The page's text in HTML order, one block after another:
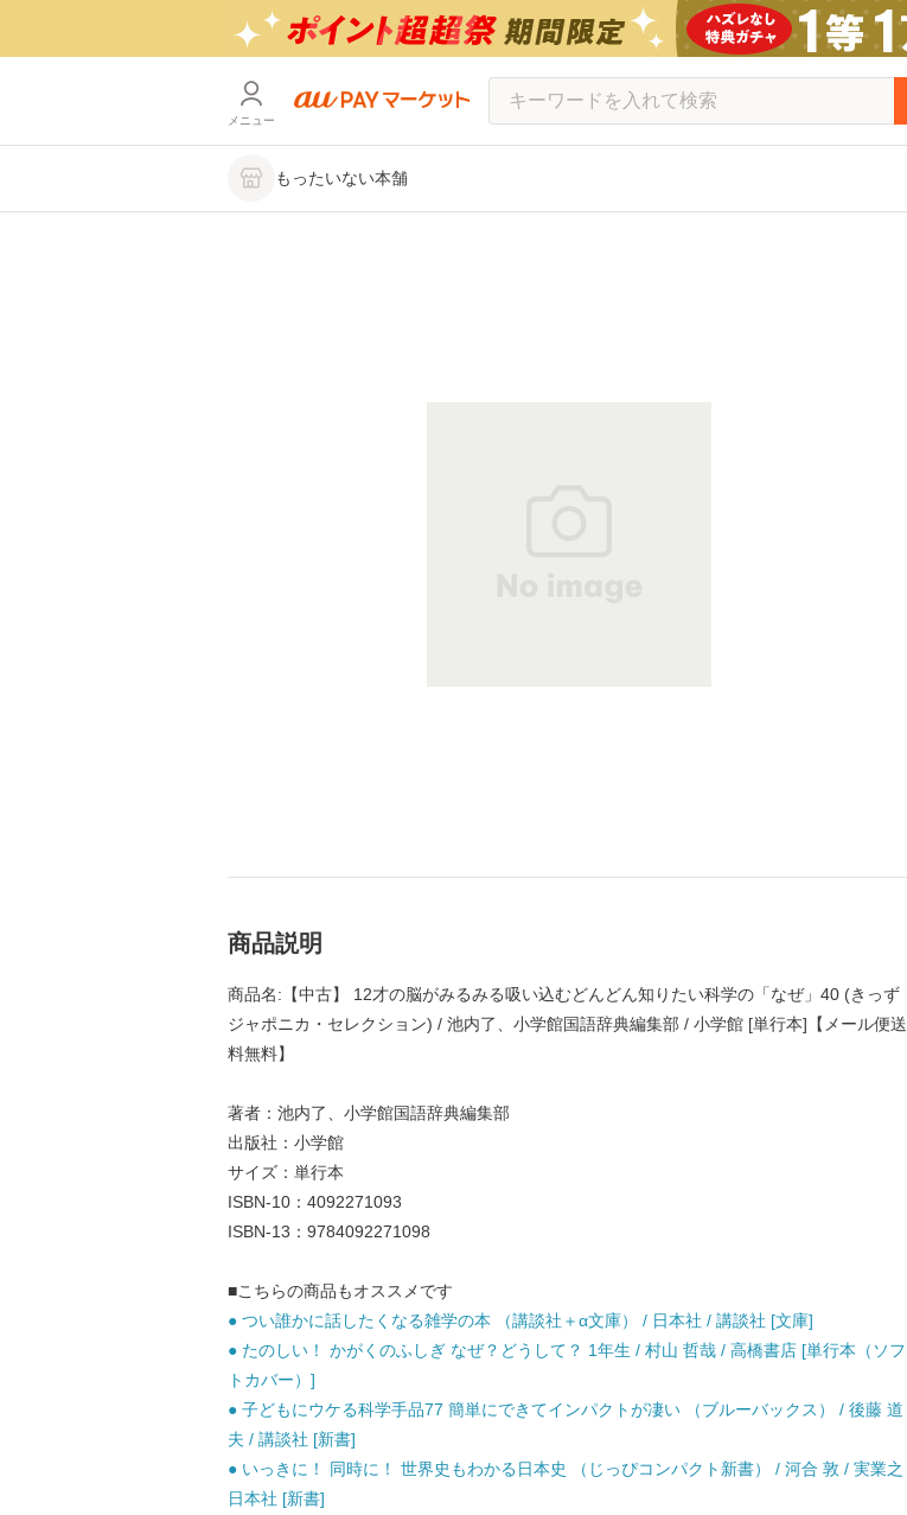
メニュー
もったいない本舗
商品説明
商品名:【中古】 12才の脳がみるみる吸い込むどんどん知りたい科学の「なぜ」40 (きっず
ジャポニカ・セレクション) / 池内了、小学館国語辞典編集部 / 小学館 [単行本]【メール便送
料無料】
著者：池内了、小学館国語辞典編集部
出版社：小学館
サイズ：単行本
ISBN-10：4092271093
ISBN-13：9784092271098
■こちらの商品もオススメです
● つい誰かに話したくなる雑学の本 （講談社＋α文庫） / 日本社 / 講談社 [文庫]
● たのしい！ かがくのふしぎ なぜ？どうして？ 1年生 / 村山 哲哉 / 高橋書店 [単行本（ソフ
トカバー）]
● 子どもにウケる科学手品77 簡単にできてインパクトが凄い （ブルーバックス） / 後藤 道
夫 / 講談社 [新書]
● いっきに！ 同時に！ 世界史もわかる日本史 （じっぴコンパクト新書） / 河合 敦 / 実業之
日本社 [新書]